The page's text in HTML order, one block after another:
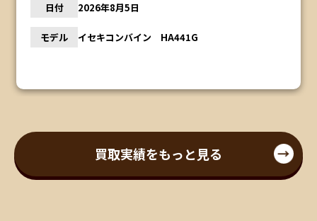
日付 2026年8月5日
モデル イセキコンバイン HA441G
買取実績をもっと見る